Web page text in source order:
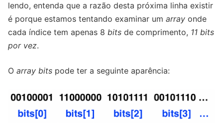
lendo, entenda que a razão desta próxima linha existir
é porque estamos tentando examinar um array onde
cada índice tem apenas 8 bits de comprimento, 11 bits
por vez.
O array bits pode ter a seguinte aparência: